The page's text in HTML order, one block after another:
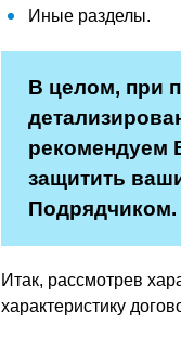
Иные разделы.
В целом, при
рекомендуем
защитить
Подрядчиком.
Итак, рассмотрев
характеристику